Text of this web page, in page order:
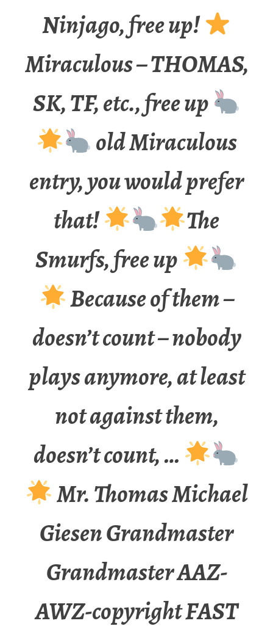
Ninjago, free up!
Miraculous – THOMAS,
SK, TF, etc., free up
old Miraculous
entry, you would prefer
that!
The
Smurfs, free up
Because of them –
doesn’t count – nobody
plays anymore, at least
not against them,
doesn’t count, …
Mr. Thomas Michael
Giesen Grandmaster
Grandmaster AAZ-
AWZ-copyright FAST